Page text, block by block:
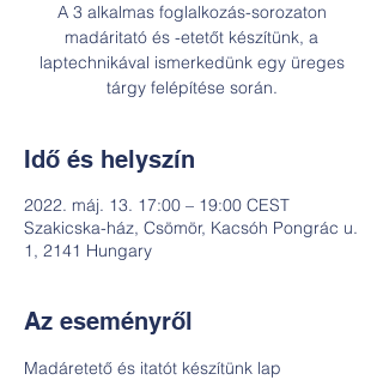
A 3 alkalmas foglalkozás-sorozaton
madáritató és -etetőt készítünk, a
laptechnikával ismerkedünk egy üreges
tárgy felépítése során.
Idő és helyszín
2022. máj. 13. 17:00 – 19:00 CEST
Szakicska-ház, Csömör, Kacsóh Pongrác u.
1, 2141 Hungary
Az eseményről
Madáretető és itatót készítünk lap